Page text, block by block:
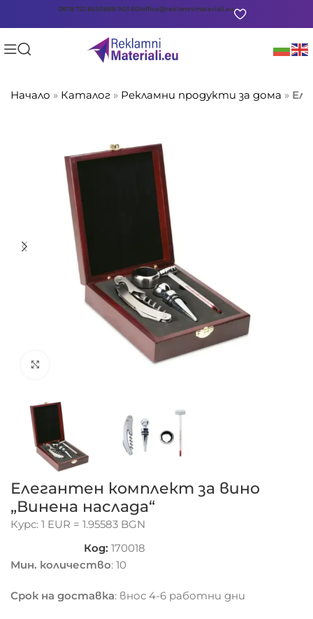
0878 722 8650888 903 601office@reklamnimateriali.eu
Начало » Каталог » Рекламни продукти за дома »
Елегантен комплект за вино
„Винена наслада“
Курс: 1 EUR = 1.95583 BGN
Код:170018
Мин. количество: 10
Срок на доставка: внос 4-6 работни дни